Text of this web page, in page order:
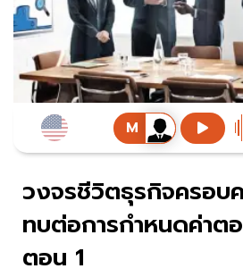
วงจรชีวิตธุรกิจครอบ
ทบต่อการกำหนดค่าต
ตอน 1